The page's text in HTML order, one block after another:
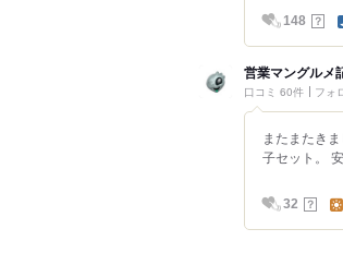
148 ？
営業マングルメ
口コミ 60件 フォ
またまたき
子セット。
32 ？